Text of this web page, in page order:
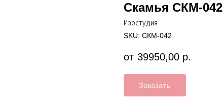
Скамья СКМ-042
Изостудия
SKU: СКМ-042
39950,00 р.
Заказать